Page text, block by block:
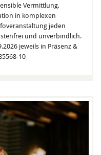
Vermittlung,
in komplexen
jeden
und unverbindlich.
jeweils in Präsenz &
10